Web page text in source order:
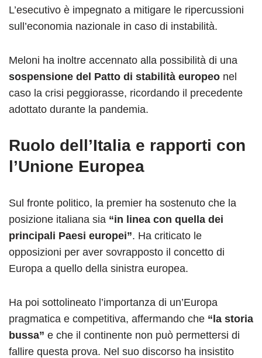
L’esecutivo è impegnato a mitigare le ripercussioni
sull’economia nazionale in caso di instabilità.
Meloni ha inoltre accennato alla possibilità di una
sospensione del Patto di stabilità europeo nel
caso la crisi peggiorasse, ricordando il precedente
adottato durante la pandemia.
Ruolo dell’Italia e rapporti con
l’Unione Europea
Sul fronte politico, la premier ha sostenuto che la
posizione italiana sia “in linea con quella dei
principali Paesi europei”. Ha criticato le
opposizioni per aver sovrapposto il concetto di
Europa a quello della sinistra europea.
Ha poi sottolineato l’importanza di un’Europa
pragmatica e competitiva, affermando che “la storia
bussa” e che il continente non può permettersi di
fallire questa prova. Nel suo discorso ha insistito